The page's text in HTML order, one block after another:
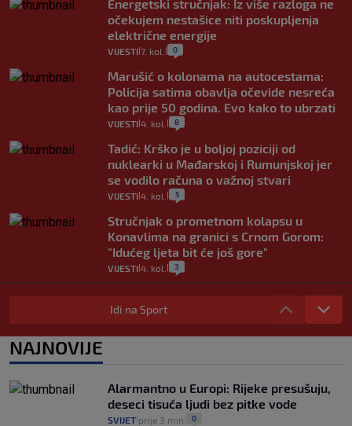
Energetski stručnjak: Iz više razloga ne
očekujem nestašice niti poskupljenja
električne energije
VIJESTI 7. kol. 0
Marušić o kolonama na autocestama:
Policija satima obavlja očevide nesreća
kao prije 50 godina. Evo kako to ubrzati
VIJESTI 4. kol. 8
Tadić: Krško je u boljoj poziciji od
nuklearki u Mađarskoj i Rumunjskoj jer
se vodilo računa o važnoj stvari
VIJESTI 4. kol. 5
Stručnjak o prometnom kolapsu u
Konavlima na granici s Crnom Gorom:
"Idućeg ljeta bit će još gore"
VIJESTI 4. kol. 3
Iz Hrvatske u Italiju može se i preko
mora. Provjerili smo brodske linije i
2
rajčica košta deset eura: "Nećete ih
vidjeti na akcijama u trgovinama"
8
Idi na Sport
NAJNOVIJE
Alarmantno u Europi: Rijeke presušuju,
deseci tisuća ljudi bez pitke vode
SVIJET prije 3 min 0